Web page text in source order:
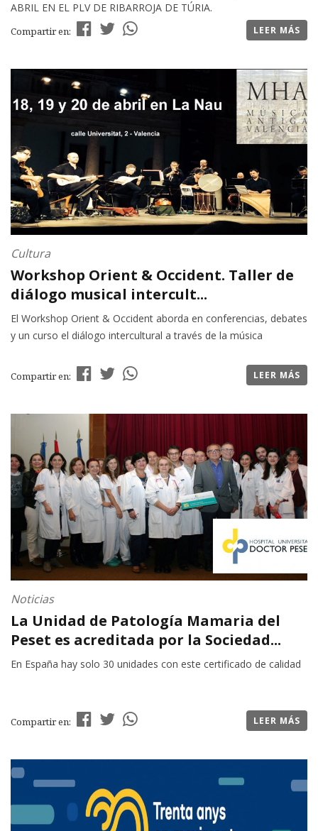
ABRIL EN EL PLV DE RIBARROJA DE TÚRIA.
Compartir en: LEER MÁS
Cultura
Workshop Orient & Occident. Taller de
diálogo musical intercult...
El Workshop Orient & Occident aborda en conferencias, debates
y un curso el diálogo intercultural a través de la música
Compartir en: LEER MÁS
Noticias
La Unidad de Patología Mamaria del
Peset es acreditada por la Sociedad...
En España hay solo 30 unidades con este certificado de calidad
Compartir en: LEER MÁS